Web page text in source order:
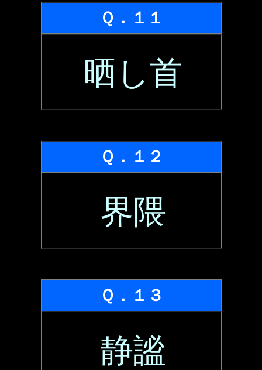
Ｑ．１１
晒し首
Ｑ．１２
界隈
Ｑ．１３
静謐